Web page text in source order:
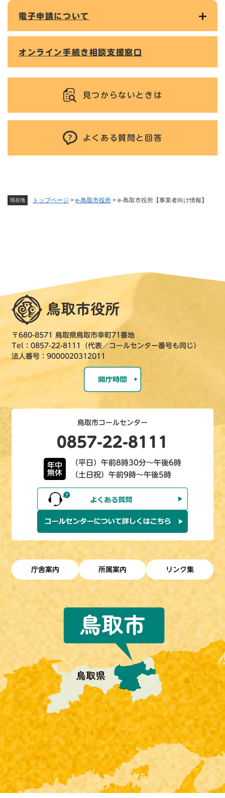
現在地 トップページ > e-鳥取市役所 > e‐鳥取市役所【事業者向け情報】
電子申請について
オンライン手続き相談支援窓口
見つからないときは
よくある質問と回答
〒680-8571 鳥取県鳥取市幸町71番地
Tel：0857-22-8111（代表／コールセンター番号も同じ）
法人番号：9000020312011
鳥取市コールセンター
0857-22-8111
年中
無休
（平日）午前8時30分～午後6時
（土日祝）午前9時～午後5時
庁舎案内 所属案内 リンク集